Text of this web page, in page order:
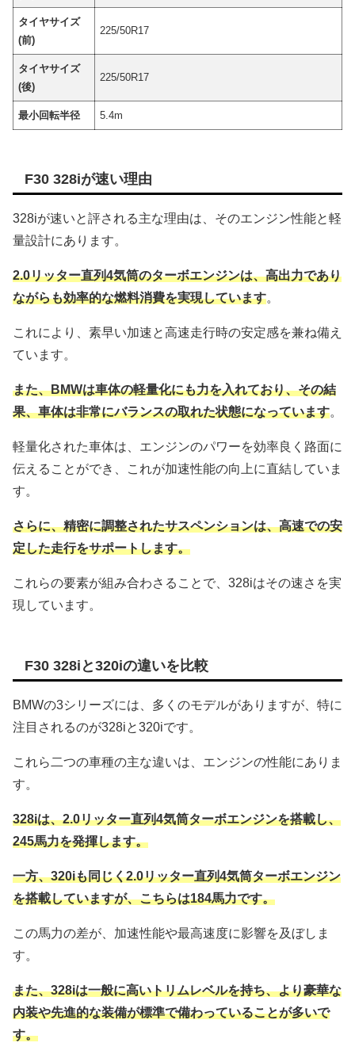
タイヤサイズ
(前)
225/50R17
タイヤサイズ
(後)
225/50R17
最小回転半径 5.4m
F30 328iが速い理由
328iが速いと評される主な理由は、そのエンジン性能と軽
量設計にあります。
2.0リッター直列4気筒のターボエンジンは、高出力であり
ながらも効率的な燃料消費を実現しています。
これにより、素早い加速と高速走行時の安定感を兼ね備え
ています。
また、BMWは車体の軽量化にも力を入れており、その結
果、車体は非常にバランスの取れた状態になっています。
軽量化された車体は、エンジンのパワーを効率良く路面に
伝えることができ、これが加速性能の向上に直結していま
す。
さらに、精密に調整されたサスペンションは、高速での安
定した走行をサポートします。
これらの要素が組み合わさることで、328iはその速さを実
現しています。
F30 328iと320iの違いを比較
BMWの3シリーズには、多くのモデルがありますが、特に
注目されるのが328iと320iです。
これら二つの車種の主な違いは、エンジンの性能にありま
す。
328iは、2.0リッター直列4気筒ターボエンジンを搭載し、
245馬力を発揮します。
一方、320iも同じく2.0リッター直列4気筒ターボエンジン
を搭載していますが、こちらは184馬力です。
この馬力の差が、加速性能や最高速度に影響を及ぼしま
す。
また、328iは一般に高いトリムレベルを持ち、より豪華な
内装や先進的な装備が標準で備わっていることが多いで
す。